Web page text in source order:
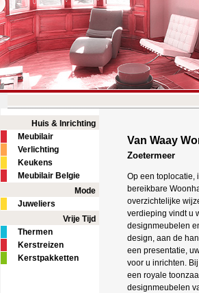
Van Waay
Zoetermeer
Op een toplocatie,
bereikbare
overzichtelijke
verdieping vindt u
designmeubelen
design, aan de
een presentatie,
voor u inrichten.
een royale
designmeubelen
Huis & Inrichting
Meubilair
Verlichting
Keukens
Meubilair Belgie
Mode
Juweliers
Vrije Tijd
Thermen
Kerstreizen
Kerstpakketten